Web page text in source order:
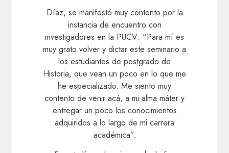
Díaz, se manifestó muy contento por la
instancia de encuentro con
investigadores en la PUCV: “Para mí es
muy grato volver y dictar este seminario a
los estudiantes de postgrado de
Historia, que vean un poco en lo que me
he especializado. Me siento muy
contento de venir acá, a mi alma máter y
entregar un poco los conocimientos
adquiridos a lo largo de mi carrera
académica”.